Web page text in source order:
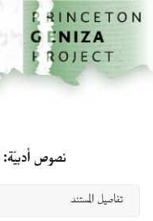
تخطي إلى المحتوى الرئيسي
الصفحة الرئيسية
نصوص أدبيّة